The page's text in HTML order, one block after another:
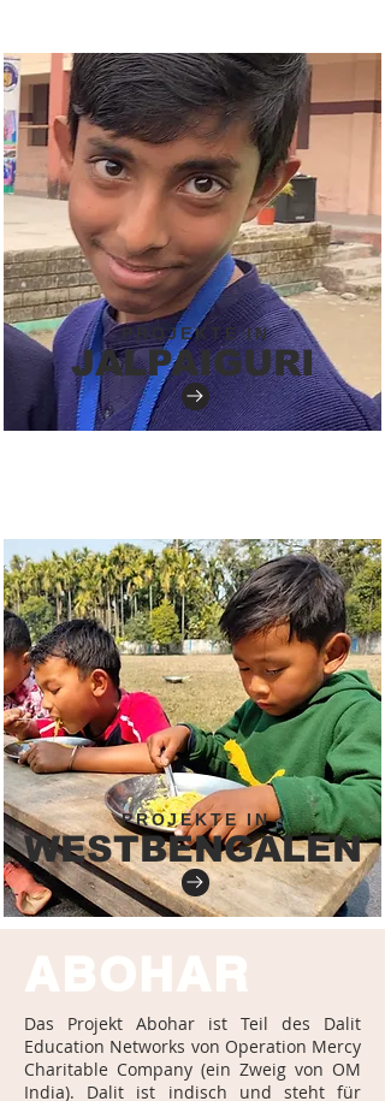
PROJEKTE IN
JALPAIGURI
PROJEKTE IN
WESTBENGALEN
ABOHAR
Das Projekt Abohar ist Teil des Dalit
Education Networks von Operation Mercy
Charitable Company (ein Zweig von OM
India). Dalit ist indisch und steht für